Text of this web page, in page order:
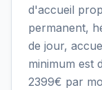
d'accueil
permanent,
de jour,
minimum est
2399€ par